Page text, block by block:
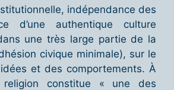
indépendance des
d’une authentique culture
une très large partie de la
civique minimale), sur le
et des comportements. À
constitue « une des